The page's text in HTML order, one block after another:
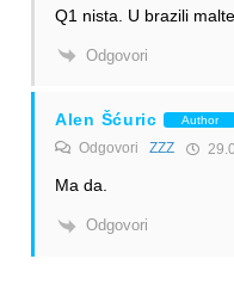
Q1 nista. U brazili
Odgovori
Alen Šćuric Author
Odgovori ZZZ
Ma da.
Odgovori